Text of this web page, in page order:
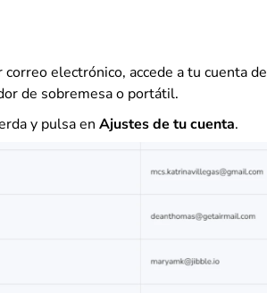
electrónico, accede a tu cuenta de
de sobremesa o portátil.
y pulsa en Ajustes de tu cuenta.